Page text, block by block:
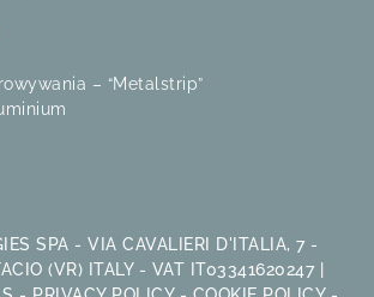
– “Metalstrip”
SPA - VIA CAVALIERI D'ITALIA, 7 -
(VR) ITALY - VAT IT03341620247 |